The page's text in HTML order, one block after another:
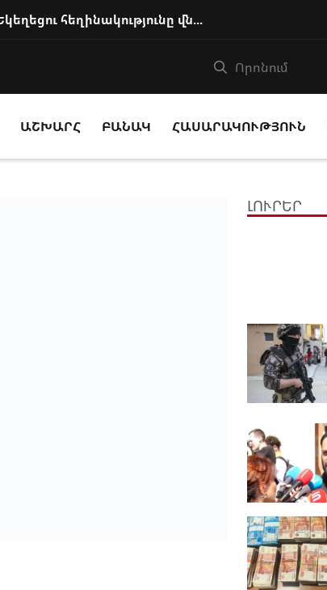
Իշխանությունը քայլեր է ձեռնարկում Եկեղեցու հեղինակությունը վնասելու, ինք...
ԱՇԽԱՐՀ ԲԱՆԱԿ ՀԱՍԱՐԱԿՈՒԹՅՈՒՆ
ԼՈՒՐԵՐ